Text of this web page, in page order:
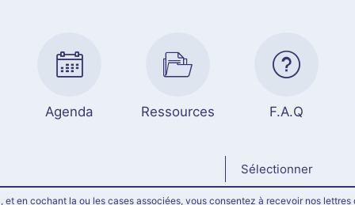
Agenda Ressources F.A.Q
Sélectionner
et en cochant la ou les cases associées, vous consentez à recevoir nos